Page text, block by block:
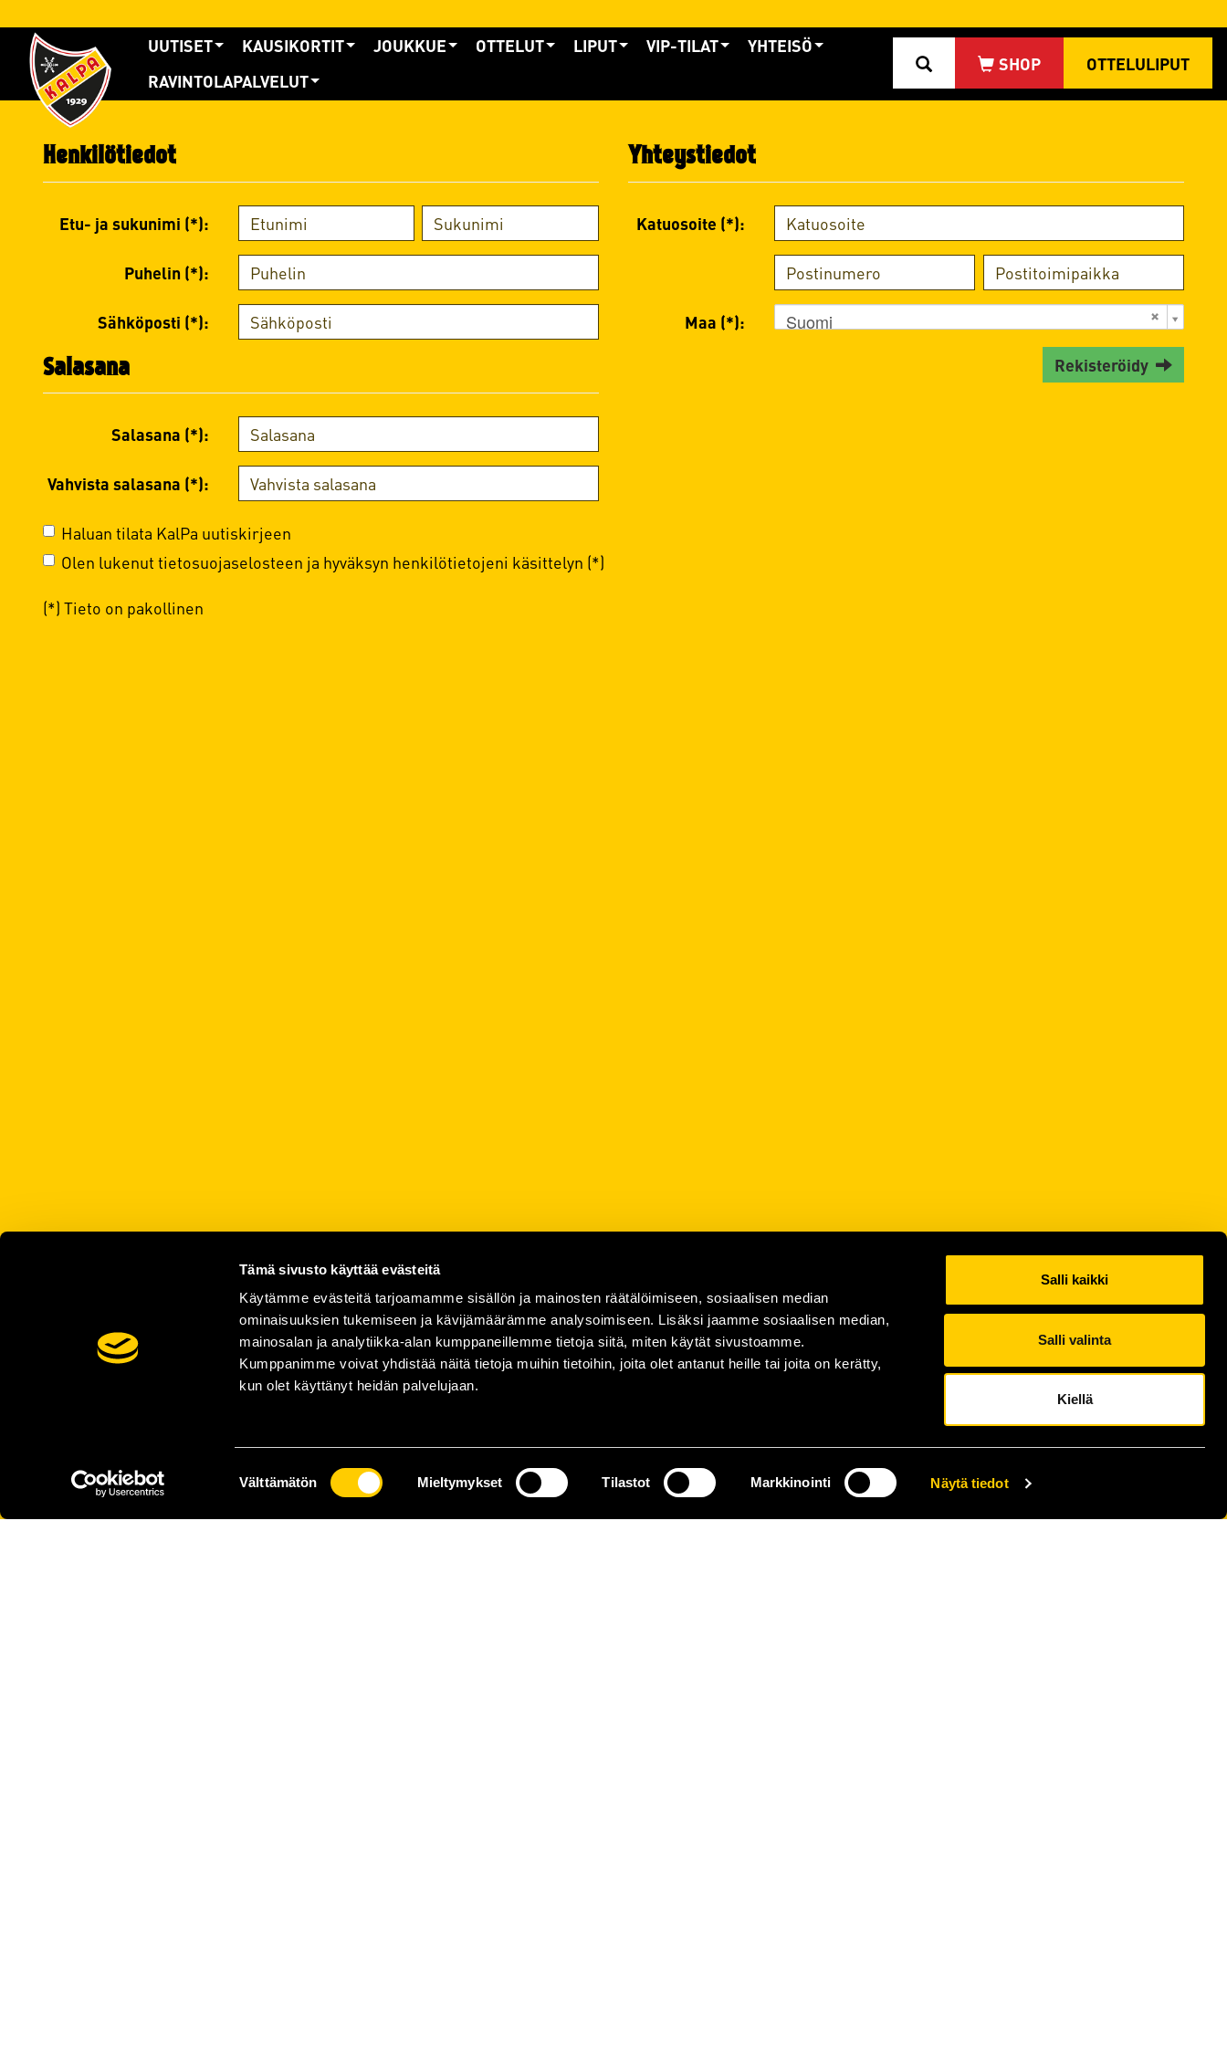
Tämä sivusto käyttää evästeitä
Käytämme evästeitä tarjoamamme sisällön ja mainosten räätälöimiseen, sosiaalisen median
ominaisuuksien tukemiseen ja kävijämäärämme analysoimiseen. Lisäksi jaamme sosiaalisen median,
mainosalan ja analytiikka-alan kumppaneillemme tietoja siitä, miten käytät sivustoamme.
Kumppanimme voivat yhdistää näitä tietoja muihin tietoihin, joita olet antanut heille tai joita on kerätty,
kun olet käyttänyt heidän palvelujaan.
Välttämätön Mieltymykset Tilastot Markkinointi Näytä tiedot
Salli kaikki
Salli valinta
Kiellä
OTTELULIPUT
UUTISET KAUSIKORTIT JOUKKUE OTTELUT LIPUT VIP-TILAT
YHTEISÖ
RAVINTOLAPALVELUT
Henkilötiedot
Etu- ja sukunimi (*):
Puhelin (*):
Sähköposti (*):
Salasana
Salasana (*):
Vahvista salasana (*):
Yhteystiedot
Katuosoite (*):
Maa (*): Suomi
Rekisteröidy
Haluan tilata KalPa uutiskirjeen
Olen lukenut tietosuojaselosteen ja hyväksyn henkilötietojeni käsittelyn (*)
(*) Tieto on pakollinen